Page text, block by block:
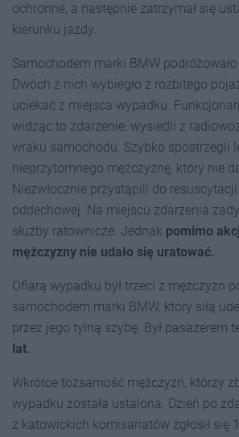
ochronne, a następnie zatrzymał się
kierunku jazdy.
Samochodem marki BMW podróżowało
Dwóch z nich wybiegło z rozbitego
uciekać z miejsca wypadku.
widząc to zdarzenie, wysiedli z
wraku samochodu. Szybko spostrzegli
nieprzytomnego mężczyznę, który nie
Niezwłocznie przystąpili do
oddechowej. Na miejscu zdarzenia
służby ratownicze. Jednak pomimo
mężczyzny nie udało się uratować.
Ofiarą wypadku był trzeci z mężczyzn
samochodem marki BMW, który siłą
przez jego tylną szybę. Był pasażerem
lat.
Wkrótce tożsamość mężczyzn, którzy
wypadku została ustalona. Dzień po
z katowickich komisariatów zgłosił się